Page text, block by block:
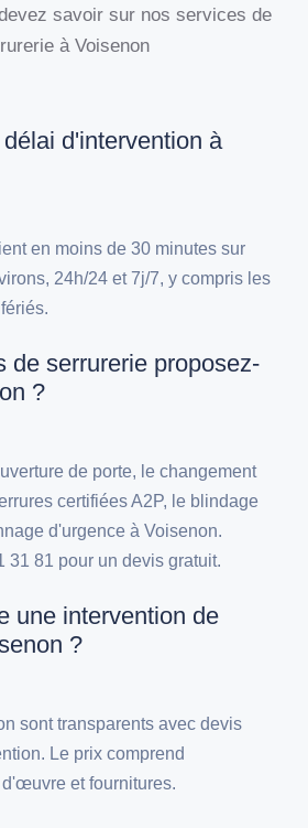
savoir sur nos services de
à Voisenon
d'intervention à
en moins de 30 minutes sur
24h/24 et 7j/7, y compris les
de serrurerie proposez-
?
de porte, le changement
certifiées A2P, le blindage
d'urgence à Voisenon.
31 81 pour un devis gratuit.
une intervention de
?
sont transparents avec devis
Le prix comprend
et fournitures.